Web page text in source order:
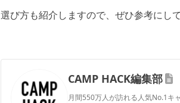
選び方も紹介しますので、ぜひ参考にし
CAMP HACK編集部
月間550万人が訪れる人気No.1キ